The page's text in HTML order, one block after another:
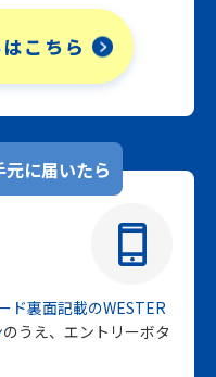
こちら
に届いたら
ド裏面記載のWESTER
のうえ、エントリーボタ